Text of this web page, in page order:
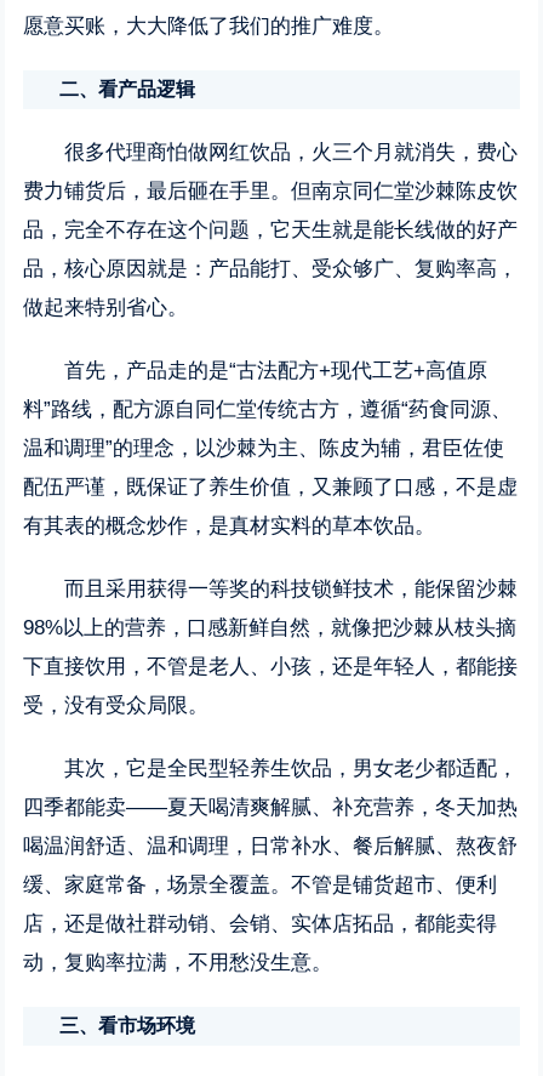
愿意买账，大大降低了我们的推广难度。
二、看产品逻辑
很多代理商怕做网红饮品，火三个月就消失，费心
费力铺货后，最后砸在手里。但南京同仁堂沙棘陈皮饮
品，完全不存在这个问题，它天生就是能长线做的好产
品，核心原因就是：产品能打、受众够广、复购率高，
做起来特别省心。
首先，产品走的是“古法配方+现代工艺+高值原
料”路线，配方源自同仁堂传统古方，遵循“药食同源、
温和调理”的理念，以沙棘为主、陈皮为辅，君臣佐使
配伍严谨，既保证了养生价值，又兼顾了口感，不是虚
有其表的概念炒作，是真材实料的草本饮品。
而且采用获得一等奖的科技锁鲜技术，能保留沙棘
98%以上的营养，口感新鲜自然，就像把沙棘从枝头摘
下直接饮用，不管是老人、小孩，还是年轻人，都能接
受，没有受众局限。
其次，它是全民型轻养生饮品，男女老少都适配，
四季都能卖——夏天喝清爽解腻、补充营养，冬天加热
喝温润舒适、温和调理，日常补水、餐后解腻、熬夜舒
缓、家庭常备，场景全覆盖。不管是铺货超市、便利
店，还是做社群动销、会销、实体店拓品，都能卖得
动，复购率拉满，不用愁没生意。
三、看市场环境